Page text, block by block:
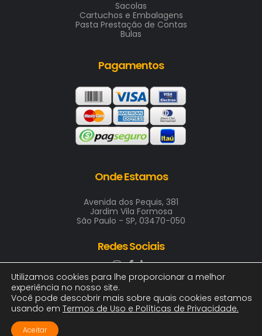
Sacolas
Cartuchos e Embalagens
Pasta Prestação de Contas
Bulas
Pagamentos
Onde Estamos
Avenida dos Pequis, 381
Jardim Vila Formosa
São Paulo - SP, 03470-050
Redes Sociais
2025 © ARTE & COR INDUSTRIA GRAFICA LTDA
00.411.688/0001-00 | Todos os direitos, logotipos e
Utilizamos cookies para lhe proporcionar a melhor
experiência no nosso site.
Você pode descobrir mais sobre quais cookies estamos
usando em Termos de Uso e Políticas de Privacidade.
Aceitar